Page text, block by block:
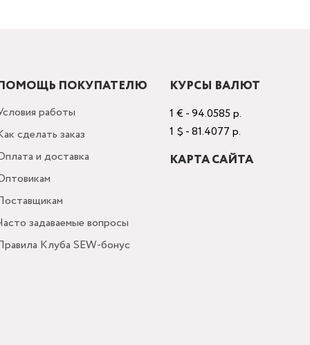
ПОКУПАТЕЛЮ
работы
сделать заказ
и доставка
задаваемые вопросы
Клуба SEW-бонус
КУРСЫ ВАЛЮТ
1 € - 94.0585 р.
1 $ - 81.4077 р.
КАРТА САЙТА